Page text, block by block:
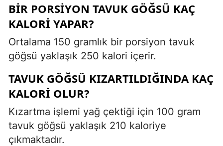
BIR PORSIYON TAVUK GÖĞSÜ KAÇ
KALORI YAPAR?
Ortalama 150 gramlık bir porsiyon tavuk
göğsü yaklaşık 250 kalori içerir.
TAVUK GÖĞSÜ KIZARTILDIĞINDA KAÇ
KALORI OLUR?
Kızartma işlemi yağ çektiği için 100 gram
tavuk göğsü yaklaşık 210 kaloriye
çıkmaktadır.